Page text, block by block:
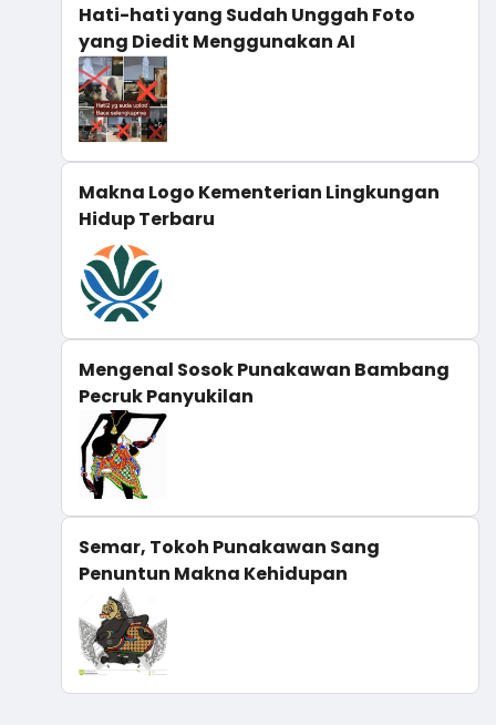
Hati-hati yang Sudah Unggah Foto
yang Diedit Menggunakan AI
Makna Logo Kementerian Lingkungan
Hidup Terbaru
Mengenal Sosok Punakawan Bambang
Pecruk Panyukilan
Semar, Tokoh Punakawan Sang
Penuntun Makna Kehidupan